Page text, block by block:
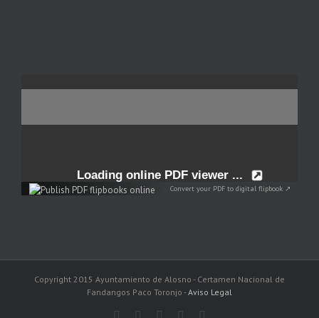
Convert your PDF to digital flipbook ↗
Copyright 2015 Ayuntamiento de Alosno - Certamen Nacional de
Fandangos Paco Toronjo -Aviso Legal
Facebook
TwitterInstagramPinterest